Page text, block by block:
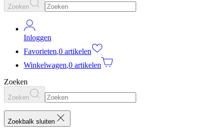
Zoeken
Inloggen
Favorieten,0 artikelen
Winkelwagen,0 artikelen
Zoeken
Zoeken
Zoekbalk sluiten